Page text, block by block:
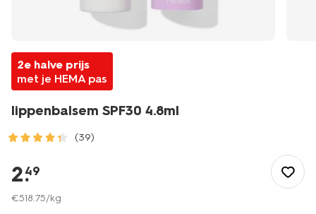
2e halve prijs
met je HEMA pas
lippenbalsem SPF30 4.8ml
(39)
gezond/persoonlijke-
verzorging/zonnebrand/gezicht/lippenbalsem-
spf30-
2.
49
€518.75/kg